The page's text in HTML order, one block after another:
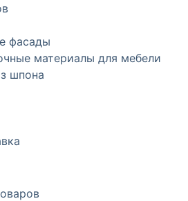
фасады
материалы для мебели
шпона